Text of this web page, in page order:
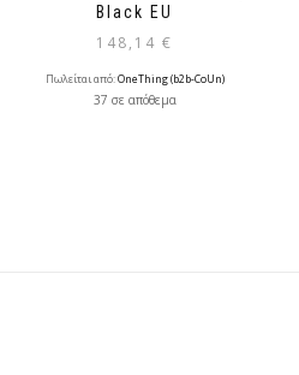
Black EU
148,14 €
Πωλείται από:OneThing (b2b-CoUn)
37 σε απόθεμα